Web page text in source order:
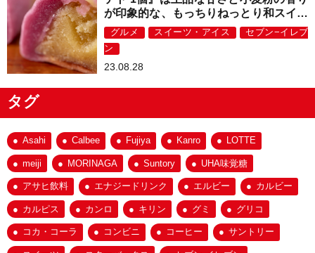
が印象的な、もっちりねっとり和スイー
ツ！
グルメ スイーツ・アイス
セブン−イレブ
ン
23.08.28
タグ
Asahi Calbee Fujiya Kanro LOTTE
meiji MORINAGA Suntory UHA味覚糖
アサヒ飲料 エナジードリンク エルビー カルビー
カルピス カンロ キリン グミ グリコ
コカ・コーラ コンビニ コーヒー サントリー